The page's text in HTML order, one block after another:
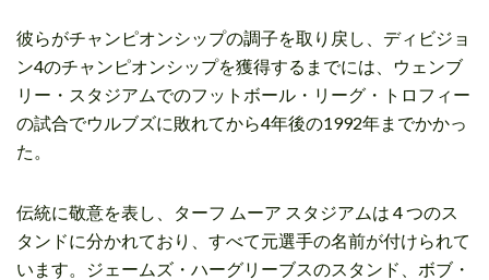
彼らがチャンピオンシップの調子を取り戻し、ディビジョ
ン4のチャンピオンシップを獲得するまでには、ウェンブ
リー・スタジアムでのフットボール・リーグ・トロフィー
の試合でウルブズに敗れてから4年後の1992年までかかっ
た。
伝統に敬意を表し、ターフ ムーア スタジアムは 4 つのス
タンドに分かれており、すべて元選手の名前が付けられて
います。ジェームズ・ハーグリーブスのスタンド、ボブ・